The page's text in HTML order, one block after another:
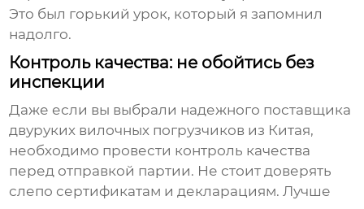
Это был горький урок, который я запомнил
надолго.
Контроль качества: не обойтись без
инспекции
Даже если вы выбрали надежного поставщика
двуруких вилочных погрузчиков из Китая,
необходимо провести контроль качества
перед отправкой партии. Не стоит доверять
слепо сертификатам и декларациям. Лучше